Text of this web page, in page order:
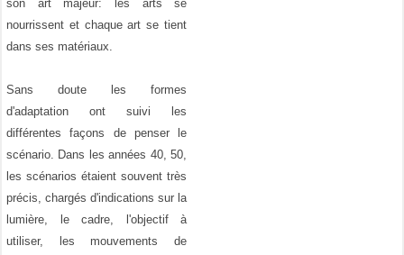
son art majeur: les arts se
nourrissent et chaque art se tient
dans ses matériaux.
Sans doute les formes
d'adaptation ont suivi les
différentes façons de penser le
scénario. Dans les années 40, 50,
les scénarios étaient souvent très
précis, chargés d'indications sur la
lumière, le cadre, l'objectif à
utiliser, les mouvements de